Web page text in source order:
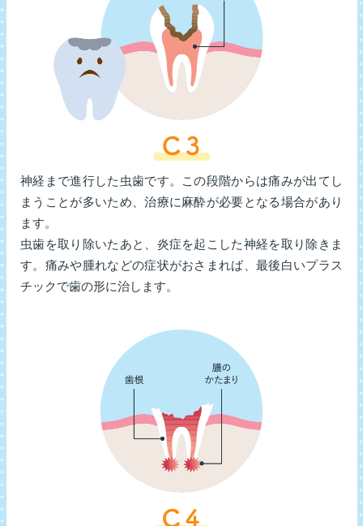
神経まで進行した虫歯です。この段階からは痛みが出てし
まうことが多いため、治療に麻酔が必要となる場合があり
ます。
虫歯を取り除いたあと、炎症を起こした神経を取り除きま
す。痛みや腫れなどの症状がおさまれば、最後白いプラス
チックで歯の形に治します。